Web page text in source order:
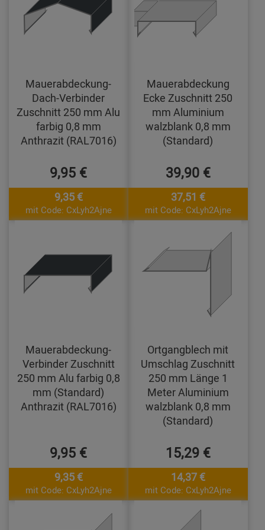
Mauerabdeckung-
Dach-Verbinder
Zuschnitt 250 mm Alu
farbig 0,8 mm
Anthrazit (RAL7016)
9,95 €
9,35 €
mit Code: CxLyh2Ajne
Mauerabdeckung
Ecke Zuschnitt 250
mm Aluminium
walzblank 0,8 mm
(Standard)
39,90 €
37,51 €
mit Code: CxLyh2Ajne
Mauerabdeckung-
Verbinder Zuschnitt
250 mm Alu farbig 0,8
mm (Standard)
Anthrazit (RAL7016)
9,95 €
9,35 €
mit Code: CxLyh2Ajne
Ortgangblech mit
Umschlag Zuschnitt
250 mm Länge 1
Meter Aluminium
walzblank 0,8 mm
(Standard)
15,29 €
14,37 €
mit Code: CxLyh2Ajne